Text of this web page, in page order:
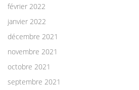
février 2022
janvier 2022
décembre 2021
novembre 2021
octobre 2021
septembre 2021